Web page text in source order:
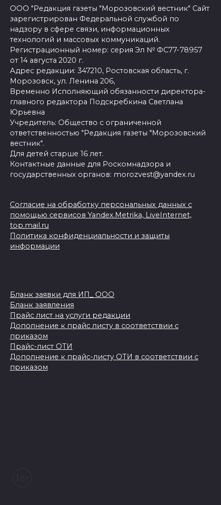
ООО "Редакция газеты "Морозовский вестник" Сайт
зарегистрирован Федеральной службой по
надзору в сфере связи, информационных
технологий и массовых коммуникаций.
Регистрационный номер: серия Эл № ФС77-78957
от 14 августа 2020 г.
Адрес редакции: 347210, Ростовская область, г.
Морозовск, ул. Ленина 206,
Временно Исполняющий обязанности директора-
главного редактора Подскребкина Светлана
Юрьевна
Учредитель: Общество с ограниченной
ответственностью "Редакция газеты "Морозовский
вестник".
Для детей старше 16 лет.
Контактные данные для Роскомнадзора и
государственных органов: morozvest@yandex.ru
Согласие на обработку персональных данных с
помощью сервисов Yandex.Metrika, LiveInternet,
top.mail.ru
Политика конфиденциальности и защиты
информации
Бланк заявки для ИП_ ООО
Бланк заявления
Прайс лист на услуги редакции
Дополнение к прайс листу в соответствии с
приказом
Прайс-лист ОТИ
Дополнение к прайс-листу ОТИ в соответствии с
приказом